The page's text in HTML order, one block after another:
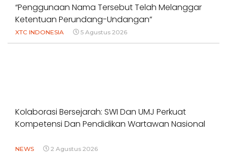
“Penggunaan Nama Tersebut Telah Melanggar
Ketentuan Perundang-Undangan”
XTC INDONESIA 5 Agustus 2026
Kolaborasi Bersejarah: SWI Dan UMJ Perkuat
Kompetensi Dan Pendidikan Wartawan Nasional
NEWS 2 Agustus 2026